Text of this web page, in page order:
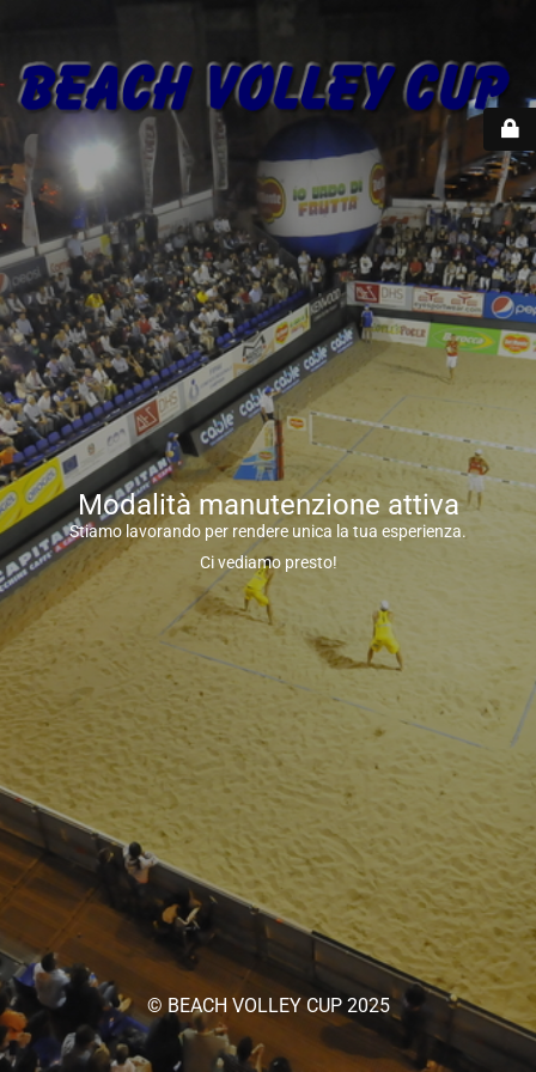
Modalità manutenzione attiva
Stiamo lavorando per rendere unica la tua esperienza.
Ci vediamo presto!
© BEACH VOLLEY CUP 2025